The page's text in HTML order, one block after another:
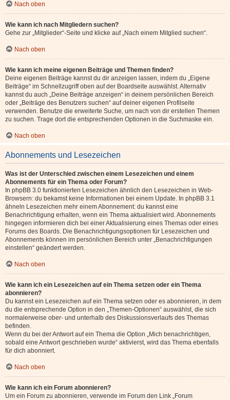
Nach oben
Wie kann ich nach Mitgliedern suchen?
Gehe zur „Mitglieder“-Seite und klicke auf „Nach einem Mitglied suchen“.
Nach oben
Wie kann ich meine eigenen Beiträge und Themen finden?
Deine eigenen Beiträge kannst du dir anzeigen lassen, indem du „Eigene
Beiträge“ im Schnellzugriff oben auf der Boardseite auswählst. Alternativ
kannst du auch „Deine Beiträge anzeigen“ in deinem persönlichen Bereich
oder „Beiträge des Benutzers suchen“ auf deiner eigenen Profilseite
verwenden. Benutze die erweiterte Suche, um nach von dir erstellen Themen
zu suchen. Trage dort die entsprechenden Optionen in die Suchmaske ein.
Nach oben
Abonnements und Lesezeichen
Was ist der Unterschied zwischen einem Lesezeichen und einem
Abonnements für ein Thema oder Forum?
In phpBB 3.0 funktionierten Lesezeichen ähnlich den Lesezeichen in Web-
Browsern: du bekamst keine Informationen bei einem Update. In phpBB 3.1
ähneln Lesezeichen mehr einem Abonnement: du kannst eine
Benachrichtigung erhalten, wenn ein Thema aktualisiert wird. Abonnements
hingegen informieren dich bei einer Aktualisierung eines Themas oder eines
Forums des Boards. Die Benachrichtigungsoptionen für Lesezeichen und
Abonnements können im persönlichen Bereich unter „Benachrichtigungen
einstellen“ geändert werden.
Nach oben
Wie kann ich ein Lesezeichen auf ein Thema setzen oder ein Thema
abonnieren?
Du kannst ein Lesezeichen auf ein Thema setzen oder es abonnieren, in dem
du die entsprechende Option in den „Themen-Optionen“ auswählst, die sich
normalerweise ober- und unterhalb des Diskussionsverlaufs des Themas
befinden.
Wenn du bei der Antwort auf ein Thema die Option „Mich benachrichtigen,
sobald eine Antwort geschrieben wurde“ aktivierst, wird das Thema ebenfalls
für dich abonniert.
Nach oben
Wie kann ich ein Forum abonnieren?
Um ein Forum zu abonnieren, verwende im Forum den Link „Forum